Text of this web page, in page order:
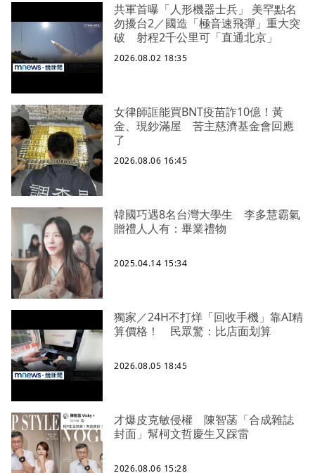
共軍首曝「人形機器士兵」 美罕點名
勿擾台2／國造「極音速飛彈」重大突
破 射程2千公里可「直通北京」
2026.08.02 18:35
女律師誆能買BNT疫苗詐10億！黃
金、現鈔滿屋 苦主慈濟基金會回應
了
2026.08.06 16:45
韓國巧遇8名台灣大學生 李多慧霸氣
贈禮人人有：畢業禮物
2025.04.14 15:34
獨家／24H不打烊「回收手機」靠AI精
算價格！ 民眾驚：比店面划算
2026.08.05 18:45
才爆皮克敏侵權 陳智菡「合成雜誌
封面」幫柯文哲慶生又踩雷
2026.08.06 15:28